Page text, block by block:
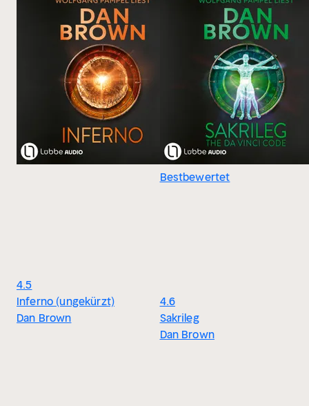
4.5
Inferno (ungekürzt)
Dan Brown
Bestbewertet
4.6
Sakrileg
Dan Brown